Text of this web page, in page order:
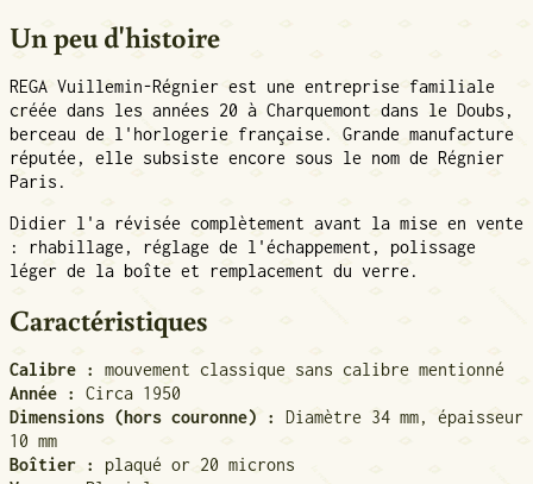
Un peu d'histoire
REGA Vuillemin-Régnier est une entreprise familiale
créée dans les années 20 à Charquemont dans le Doubs,
berceau de l'horlogerie française. Grande manufacture
réputée, elle subsiste encore sous le nom de Régnier
Paris.
Didier l'a révisée complètement avant la mise en vente
: rhabillage, réglage de l'échappement, polissage
léger de la boîte et remplacement du verre.
Caractéristiques
Calibre :
mouvement classique sans calibre mentionné
Année :
Circa 1950
Dimensions (hors couronne) :
Diamètre 34 mm, épaisseur
10 mm
Boîtier : plaqué or 20 microns